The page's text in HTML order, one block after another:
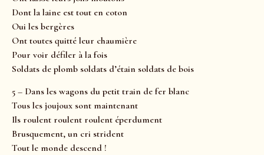
Dont la laine est tout en coton
Oui les bergères
Ont toutes quitté leur chaumière
Pour voir défiler à la fois
Soldats de plomb soldats d’étain soldats de bois
5 – Dans les wagons du petit train de fer blanc
Tous les joujoux sont maintenant
Ils roulent roulent roulent éperdument
Brusquement, un cri strident
Tout le monde descend !